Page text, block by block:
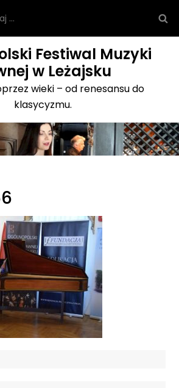
Festiwal Muzyki
w Leżajsku
wieki – od renesansu do
klasycyzmu.